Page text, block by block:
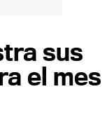
sus
el mes